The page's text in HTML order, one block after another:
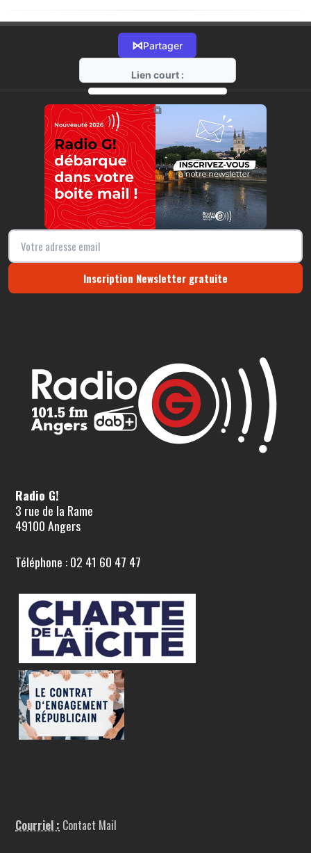
⋈Partager
Lien court :
https://radio-g.fr?2219
⧉
Inscription Newsletter gratuite
Radio G!
3 rue de la Rame
49100 Angers
Téléphone : 02 41 60 47 47
Courriel : Contact Mail